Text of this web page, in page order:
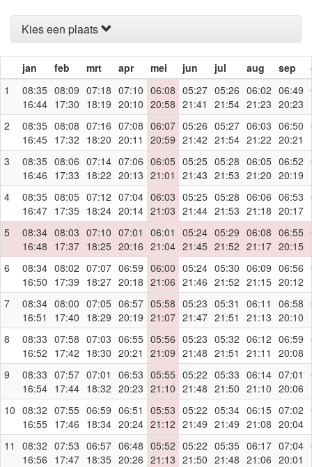
Kies een plaats
jan feb mrt apr mei jun jul aug sep
1
08:35
16:44
08:09
17:30
07:18
18:19
07:10
20:10
06:08
20:58
05:27
21:41
05:26
21:54
06:02
21:23
06:49
20:23
2
08:35
16:45
08:08
17:32
07:16
18:20
07:08
20:11
06:07
20:59
05:26
21:42
05:27
21:54
06:03
21:22
06:50
20:21
3
08:35
16:46
08:06
17:33
07:14
18:22
07:06
20:13
06:05
21:01
05:25
21:43
05:28
21:53
06:05
21:20
06:52
20:19
4
08:35
16:47
08:05
17:35
07:12
18:24
07:04
20:14
06:03
21:03
05:25
21:44
05:28
21:53
06:06
21:18
06:53
20:17
5
08:34
16:48
08:03
17:37
07:10
18:25
07:01
20:16
06:01
21:04
05:24
21:45
05:29
21:52
06:08
21:17
06:55
20:15
6
08:34
16:50
08:02
17:39
07:07
18:27
06:59
20:18
06:00
21:06
05:24
21:46
05:30
21:52
06:09
21:15
06:56
20:12
7
08:34
16:51
08:00
17:40
07:05
18:29
06:57
20:19
05:58
21:07
05:23
21:47
05:31
21:51
06:11
21:13
06:58
20:10
8
08:33
16:52
07:58
17:42
07:03
18:30
06:55
20:21
05:56
21:09
05:23
21:48
05:32
21:51
06:12
21:11
06:59
20:08
9
08:33
16:54
07:57
17:44
07:01
18:32
06:53
20:23
05:55
21:10
05:22
21:48
05:33
21:50
06:14
21:10
07:01
20:06
10 08:32
16:55
07:55
17:46
06:59
18:34
06:51
20:24
05:53
21:12
05:22
21:49
05:34
21:49
06:15
21:08
07:02
20:04
11
08:32
16:56
07:53
17:47
06:57
18:35
06:48
20:26
05:52
21:13
05:22
21:50
05:35
21:48
06:17
21:06
07:04
20:01